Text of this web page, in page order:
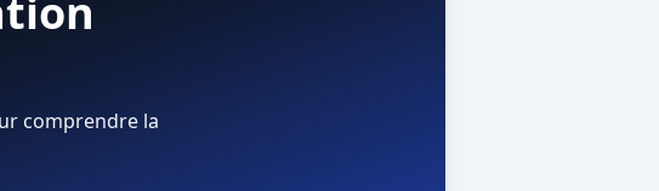
comprendre la